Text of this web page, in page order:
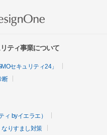
ティ事業について
セキュリティ24」
断
byイエラエ）
なりすまし対策